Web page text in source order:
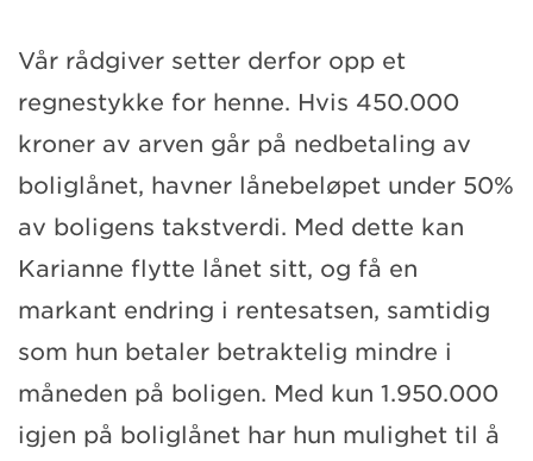
Vår rådgiver setter derfor opp et
regnestykke for henne. Hvis 450.000
kroner av arven går på nedbetaling av
boliglånet, havner lånebeløpet under 50%
av boligens takstverdi. Med dette kan
Karianne flytte lånet sitt, og få en
markant endring i rentesatsen, samtidig
som hun betaler betraktelig mindre i
måneden på boligen. Med kun 1.950.000
igjen på boliglånet har hun mulighet til å